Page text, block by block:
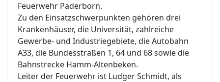
Feuerwehr Paderborn.
Zu den Einsatzschwerpunkten gehören drei
Krankenhäuser, die Universität, zahlreiche
Gewerbe- und Industriegebiete, die Autobahn
A33, die Bundesstraßen 1, 64 und 68 sowie die
Bahnstrecke Hamm-Altenbeken.
Leiter der Feuerwehr ist Ludger Schmidt, als